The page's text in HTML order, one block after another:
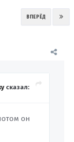
ВПЕРЁД
сказал:
он